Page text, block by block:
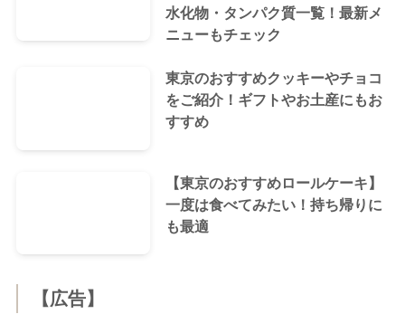
水化物・タンパク質一覧！最新メ
ニューもチェック
東京のおすすめクッキーやチョコ
をご紹介！ギフトやお土産にもお
すすめ
【東京のおすすめロールケーキ】
一度は食べてみたい！持ち帰りに
も最適
【広告】